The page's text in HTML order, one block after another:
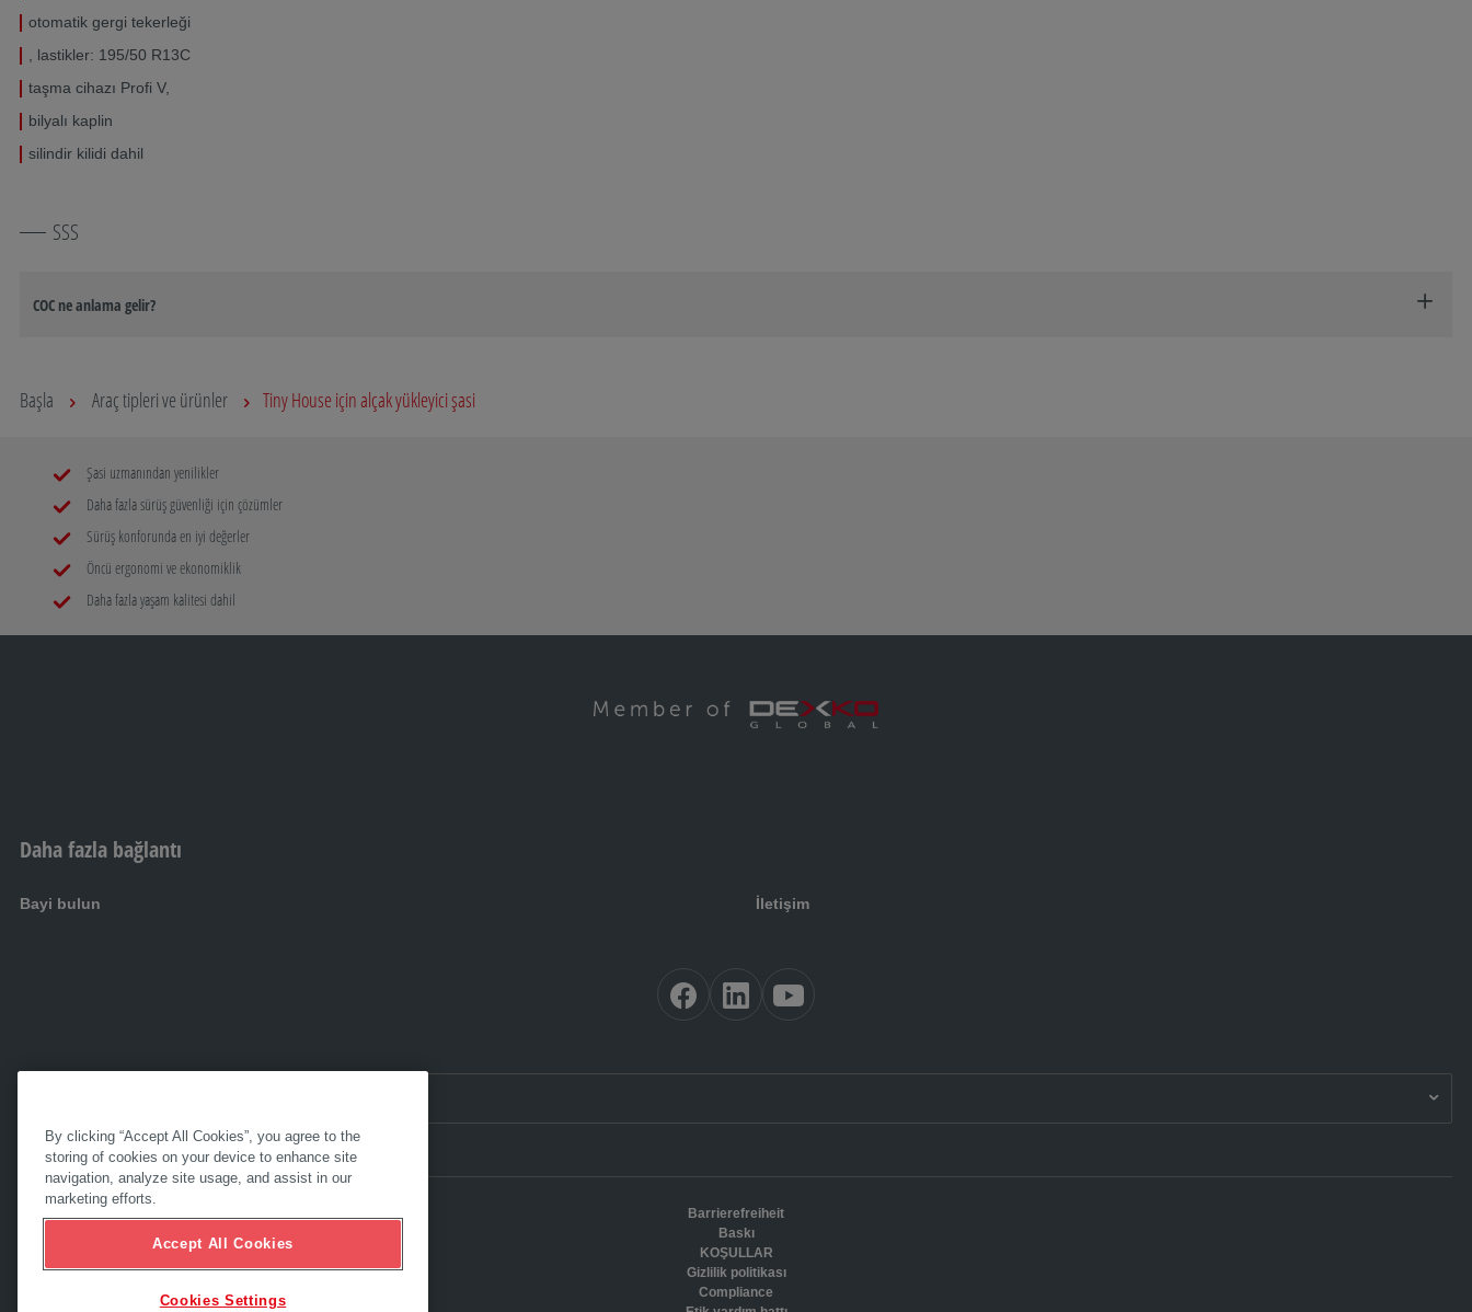
otomatik gergi tekerleği
, lastikler: 195/50 R13C
taşma cihazı Profi V,
bilyalı kaplin
silindir kilidi dahil
SSS
COC ne anlama gelir?
Başla Araç tipleri ve ürünler Tiny House için alçak yükleyici şasi
Şasi uzmanından yenilikler
Daha fazla sürüş güvenliği için çözümler
Sürüş konforunda en iyi değerler
Öncü ergonomi ve ekonomiklik
Daha fazla yaşam kalitesi dahil
Daha fazla bağlantı
Bayi bulun İletişim
Barrierefreiheit
Baskı
KOŞULLAR
Gizlilik politikası
Compliance
By clicking “Accept All Cookies”, you agree to the
storing of cookies on your device to enhance site
navigation, analyze site usage, and assist in our
marketing efforts.
Accept All Cookies
Cookies Settings